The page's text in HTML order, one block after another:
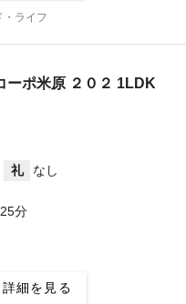
・ライフ
ーポ米原 ２０２ 1LDK
礼
なし
分
詳細を見る